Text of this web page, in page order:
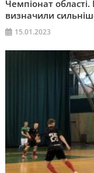
Чемпіонат
визначили
15.01.2023